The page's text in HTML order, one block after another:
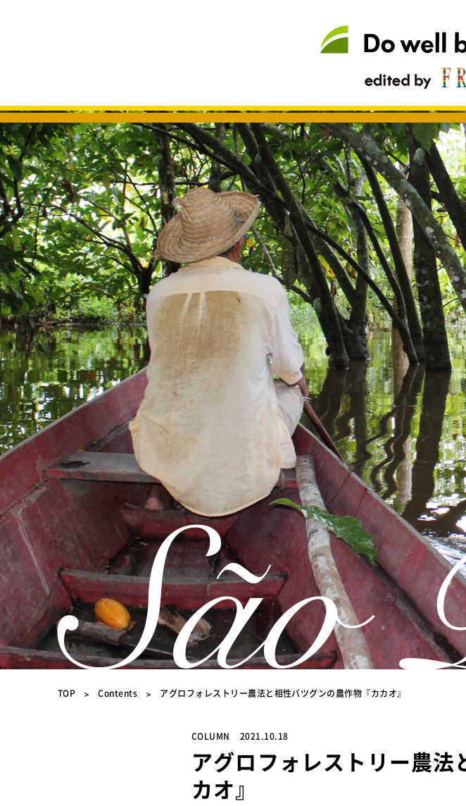
TOP Contents アグロフォレストリー農法と相性バツグンの農作物『カカオ』
COLUMN 2021.10.18
アグロフォレストリー農
カオ』